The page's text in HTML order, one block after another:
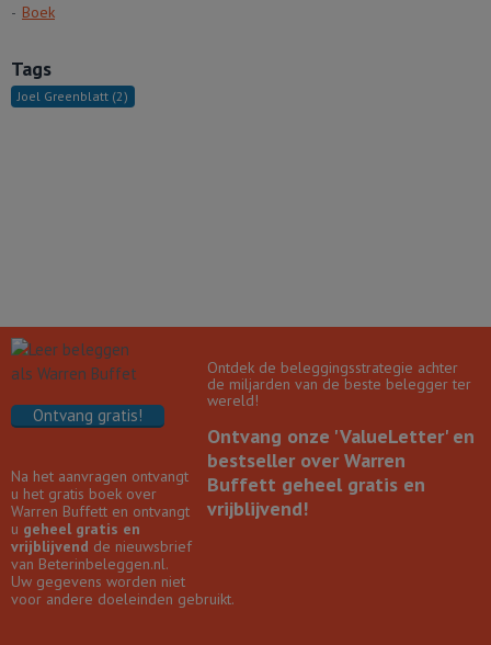
Boek
Tags
Joel Greenblatt (2)
Ontdek de beleggingsstrategie achter
de miljarden van de beste belegger ter
wereld!
Ontvang onze 'ValueLetter' en
bestseller over Warren
Buffett geheel gratis en
vrijblijvend!
Ontvang gratis!
Na het aanvragen ontvangt
u het gratis boek over
Warren Buffett en ontvangt
u geheel gratis en
vrijblijvend de nieuwsbrief
van Beterinbeleggen.nl.
Uw gegevens worden niet
voor andere doeleinden gebruikt.